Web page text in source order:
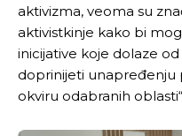
aktivizma, veoma su
aktivistkinje kako bi
inicijative koje dolaze
doprinijeti unapređenju
okviru odabranih